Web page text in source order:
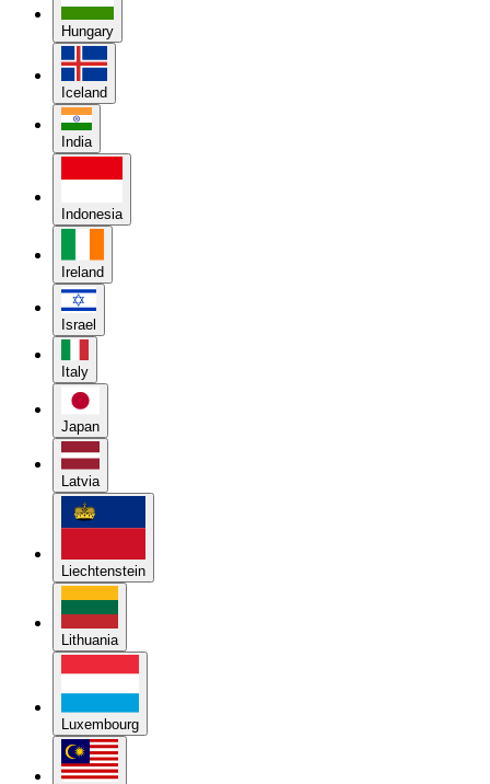
Hungary
Iceland
India
Indonesia
Ireland
Israel
Italy
Japan
Latvia
Liechtenstein
Lithuania
Luxembourg